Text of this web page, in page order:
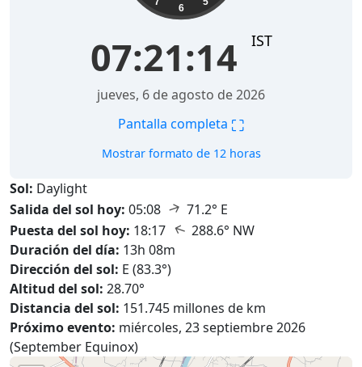
6
07:21:16 IST
jueves, 6 de agosto de 2026
Pantalla completa ⛶
Mostrar formato de 12 horas
Sol: Daylight
Salida del sol hoy: 05:08 ↑ 71.2° E
Puesta del sol hoy: 18:17 ↑ 288.6° NW
Duración del día: 13h 08m
Dirección del sol: E (83.3°)
Altitud del sol: 28.70°
Distancia del sol: 151.745 millones de km
Próximo evento: miércoles, 23 septiembre 2026
(September Equinox)